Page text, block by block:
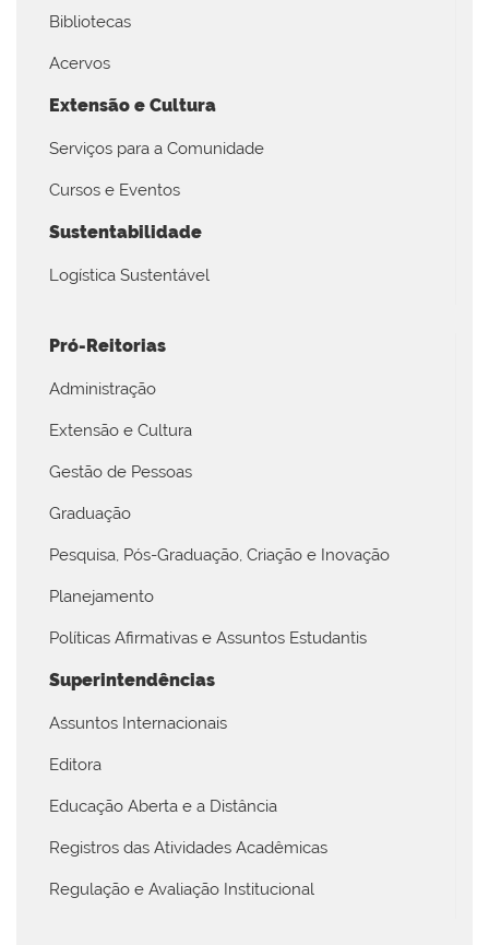
Bibliotecas
Acervos
Extensão e Cultura
Serviços para a Comunidade
Cursos e Eventos
Sustentabilidade
Logística Sustentável
Pró-Reitorias
Administração
Extensão e Cultura
Gestão de Pessoas
Graduação
Pesquisa, Pós-Graduação, Criação e Inovação
Planejamento
Políticas Afirmativas e Assuntos Estudantis
Superintendências
Assuntos Internacionais
Editora
Educação Aberta e a Distância
Registros das Atividades Acadêmicas
Regulação e Avaliação Institucional